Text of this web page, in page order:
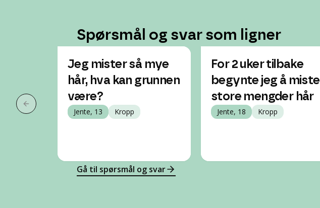
Spørsmål og svar som ligner
Forrige slide
Jeg mister så mye
hår, hva kan grunnen
være?
Jente, 13 Kropp
For 2 uker tilbake
begynte jeg å miste
store mengder hår
Jente, 18 Kropp
Gå til spørsmål og svar